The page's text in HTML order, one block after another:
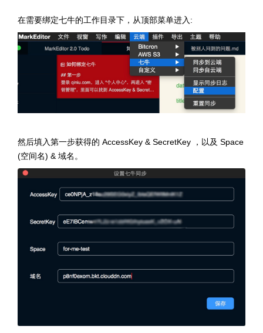
在需要绑定七牛的工作目录下，从顶部菜单进入:
然后填入第一步获得的 AccessKey & SecretKey ，以及 Space
(空间名) & 域名。